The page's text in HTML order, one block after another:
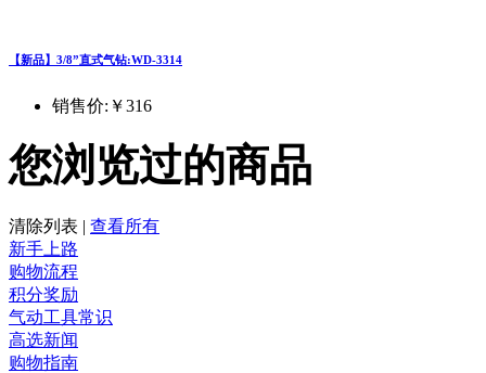
【新品】3/8”直式气钻:WD-3314
销售价: ￥316
您浏览过的商品
清除列表 | 查看所有
新手上路
购物流程
积分奖励
气动工具常识
高选新闻
购物指南